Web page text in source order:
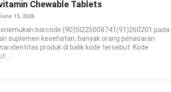
Chewable Tablets
15, 2026
barcode (90)SI225008741(91)260201 pada
suplemen kesehatan, banyak orang penasaran
identitas produk di balik kode tersebut. Kode
...